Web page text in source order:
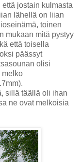
jostain kulmasta
lähellä on liian
toinen
mukaan mitä pystyy
että toisella
päässyt
olisi
melko
sillä täällä oli ihan
ne ovat melkoisia